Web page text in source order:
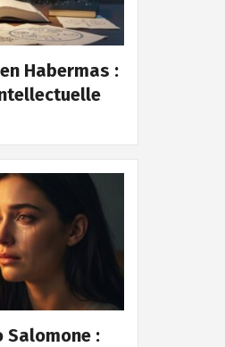
Habermas :
Salomone :